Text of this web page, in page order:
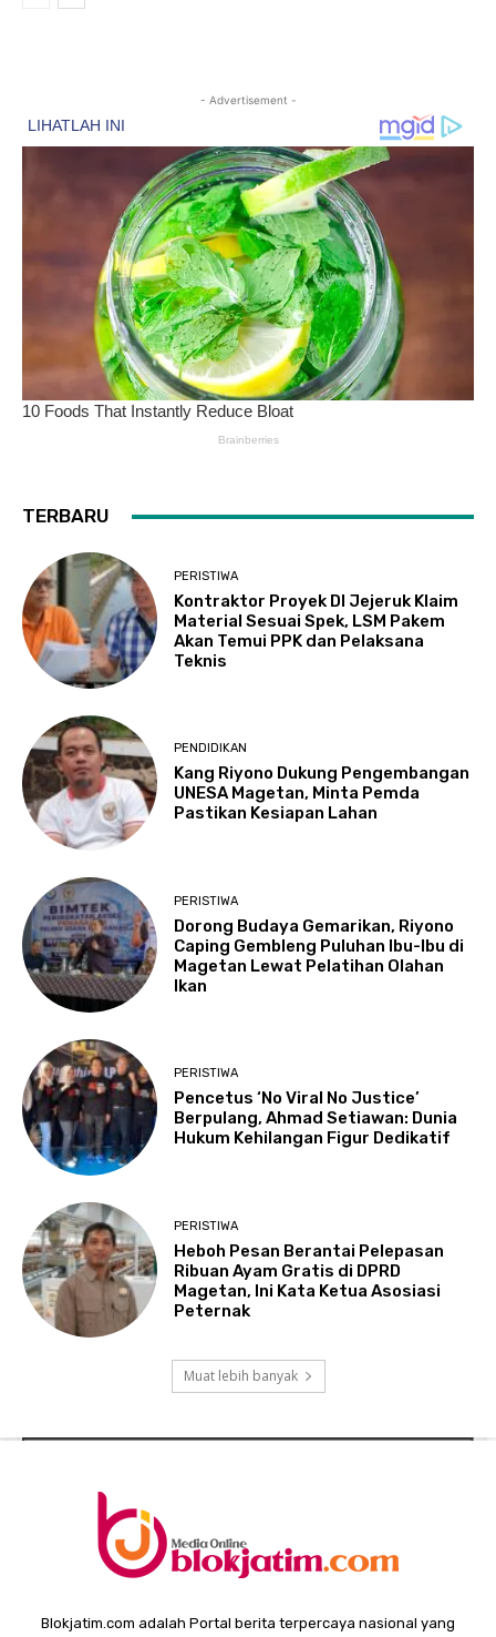
- Advertisement -
TERBARU
PERISTIWA
Kontraktor Proyek DI Jejeruk Klaim
Material Sesuai Spek, LSM Pakem
Akan Temui PPK dan Pelaksana
Teknis
PENDIDIKAN
Kang Riyono Dukung Pengembangan
UNESA Magetan, Minta Pemda
Pastikan Kesiapan Lahan
PERISTIWA
Dorong Budaya Gemarikan, Riyono
Caping Gembleng Puluhan Ibu-Ibu di
Magetan Lewat Pelatihan Olahan
Ikan
PERISTIWA
Pencetus ‘No Viral No Justice’
Berpulang, Ahmad Setiawan: Dunia
Hukum Kehilangan Figur Dedikatif
PERISTIWA
Heboh Pesan Berantai Pelepasan
Ribuan Ayam Gratis di DPRD
Magetan, Ini Kata Ketua Asosiasi
Peternak
Muat lebih banyak
Blokjatim.com adalah Portal berita terpercaya nasional yang